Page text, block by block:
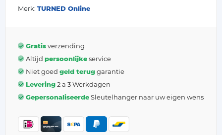
Merk: TURNED Online
Gratisverzending
Altijd persoonlijkeservice
Niet goed geld teruggarantie
Levering2 a 3 Werkdagen
GepersonaliseerdeSleutelhanger naar uw eigen wens